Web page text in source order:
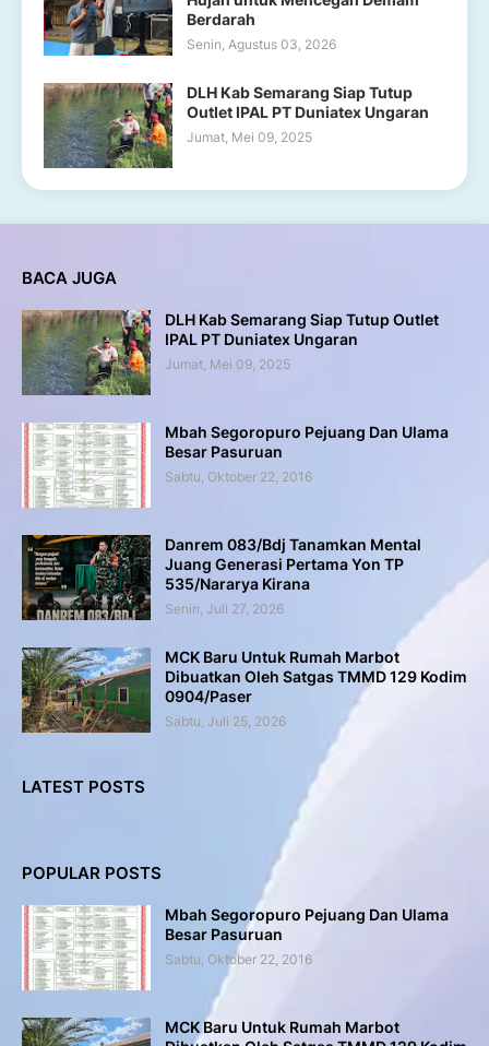
Berdarah
Senin, Agustus 03, 2026
DLH Kab Semarang Siap Tutup
Outlet IPAL PT Duniatex Ungaran
Jumat, Mei 09, 2025
BACA JUGA
DLH Kab Semarang Siap Tutup Outlet
IPAL PT Duniatex Ungaran
Jumat, Mei 09, 2025
Mbah Segoropuro Pejuang Dan Ulama
Besar Pasuruan
Sabtu, Oktober 22, 2016
Danrem 083/Bdj Tanamkan Mental
Juang Generasi Pertama Yon TP
535/Nararya Kirana
Senin, Juli 27, 2026
MCK Baru Untuk Rumah Marbot
Dibuatkan Oleh Satgas TMMD 129 Kodim
0904/Paser
Sabtu, Juli 25, 2026
LATEST POSTS
POPULAR POSTS
Mbah Segoropuro Pejuang Dan Ulama
Besar Pasuruan
Sabtu, Oktober 22, 2016
MCK Baru Untuk Rumah Marbot